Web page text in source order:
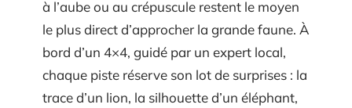
à l’aube ou au crépuscule restent le moyen
le plus direct d’approcher la grande faune. À
bord d’un 4×4, guidé par un expert local,
chaque piste réserve son lot de surprises : la
trace d’un lion, la silhouette d’un éléphant,